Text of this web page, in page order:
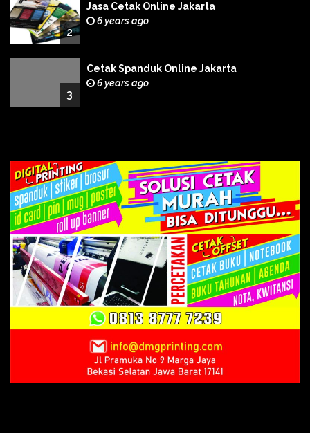
2
Jasa Cetak Online Jakarta
6 years ago
3
Cetak Spanduk Online Jakarta
6 years ago